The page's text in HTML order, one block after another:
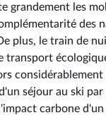
grandement les
des
plus, le train de
transport
séjour au ski par
carbone d'un